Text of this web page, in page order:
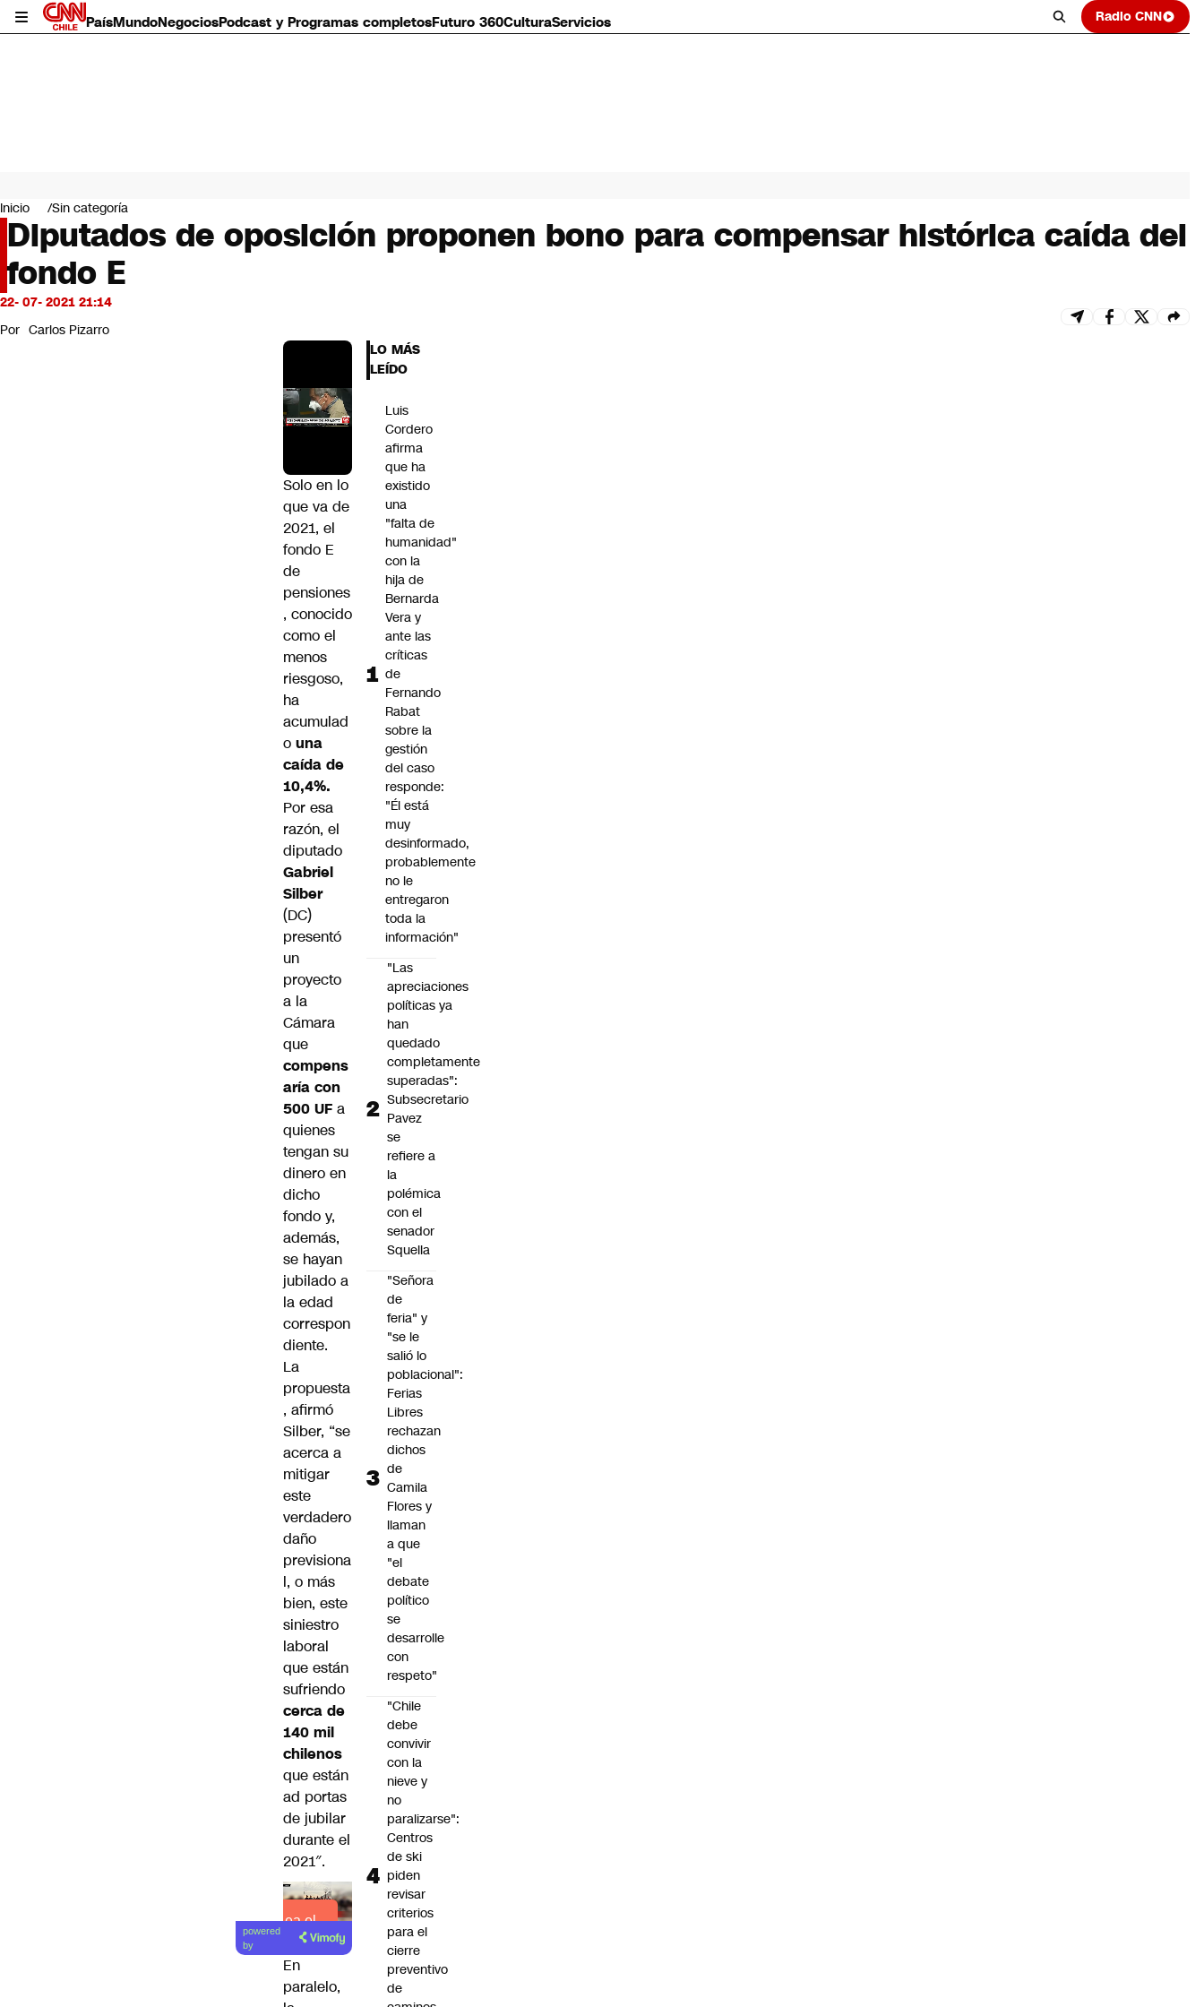
PaísMundoNegociosPodcast y Programas completosFuturo 360CulturaServicios Radio CNN
Mundo
Negocios
Deportes
Programas completos
Cultura
Servicios
Bits
CNN Data
Inicio Sin categoría
Diputados de oposición proponen bono para compensar histórica caída del
fondo E
22- 07- 2021 21:14
Por Carlos Pizarro
Solo en lo
que va de
2021, el
fondo E
de
pensiones
, conocido
como el
menos
riesgoso,
ha
acumulad
o una
caída de
10,4%.
Por esa
razón, el
diputado
Gabriel
Silber
(DC)
presentó
un
proyecto
a la
Cámara
que
compens
aría con
500 UF a
quienes
tengan su
dinero en
dicho
fondo y,
además,
se hayan
jubilado a
la edad
correspon
diente.
La
propuesta
, afirmó
Silber, “se
acerca a
mitigar
este
verdadero
daño
previsiona
l, o más
bien, este
siniestro
laboral
que están
sufriendo
cerca de
140 mil
chilenos
que están
ad portas
de jubilar
durante el
2021″.
Lea el
artículo
powered
by
En
paralelo,
LO MÁS
LEÍDO
Luis
Cordero
afirma
que ha
existido
una
"falta de
humanidad"
con la
hija de
Bernarda
Vera y
ante las
críticas
de
Fernando
Rabat
sobre la
gestión
del caso
responde:
"Él está
muy
desinformado,
probablemente
no le
entregaron
toda la
información"
"Las
apreciaciones
políticas ya
han
quedado
completamente
superadas":
Subsecretario
Pavez
se
refiere a
la
polémica
con el
senador
Squella
"Señora
de
feria" y
"se le
salió lo
poblacional":
Ferias
Libres
rechazan
dichos
de
Camila
Flores y
llaman
a que
"el
debate
político
se
desarrolle
con
respeto"
"Chile
debe
convivir
con la
nieve y
no
paralizarse":
Centros
de ski
piden
revisar
criterios
para el
cierre
preventivo
de